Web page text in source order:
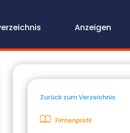
Anzeigen
Zurück zum Verzeichnis.
Firmenprofil